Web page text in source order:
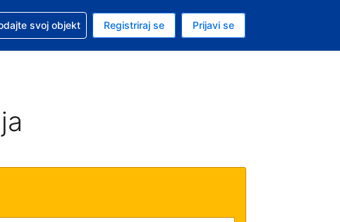
trenutačna valuta EUR
Vaš je trenutačni jezik Hrvatskom
pomoć sa svojom rezervacijom
svoj objekt Registriraj se Prijavi se